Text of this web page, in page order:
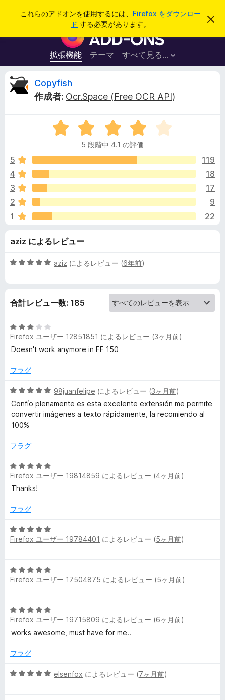
これらのアドオンを使用するには、 Firefox をダウンロー
ド する必要があります。
こ
を
F
i
r
e
x
ラ
ウ
ザ
ー
ド
オ
ン
拡張機能 テーマ すべて見る...
ログイン
C
y
f
i
s
h
レ
ビ
ュ
Copyfish
作成者: Ocr.Space (Free OCR API)
5
段
中
.
の
価
5 段階中 4.1 の評価
5
119
4
18
3
17
2
9
1
22
aziz によるレビュー
5
5
評
価
aziz によるレビュー (6年前)
合計レビュー数: 185
5
段
階
3
評
価
Firefox ユーザー 12851851 によるレビュー (3ヶ月前)
Doesn't work anymore in FF 150
フラグ
5
段
階
中
の
価
98juanfelipe によるレビュー (3ヶ月前)
Confío plenamente es esta excelente extensión me permite
convertir imágenes a texto rápidamente, la recomiendo al
100%
フラグ
5
段
階
5
評
価
Firefox ユーザー 19814859 によるレビュー (4ヶ月前)
Thanks!
フラグ
5
段
5
の
Firefox ユーザー 19784401 によるレビュー (5ヶ月前)
5
段
5
の
評
Firefox ユーザー 17504875 によるレビュー (5ヶ月前)
5
段
階
5
評
Firefox ユーザー 19715809 によるレビュー (6ヶ月前)
works awesome, must have for me..
フラグ
5
elsenfox によるレビュー (7ヶ月前)